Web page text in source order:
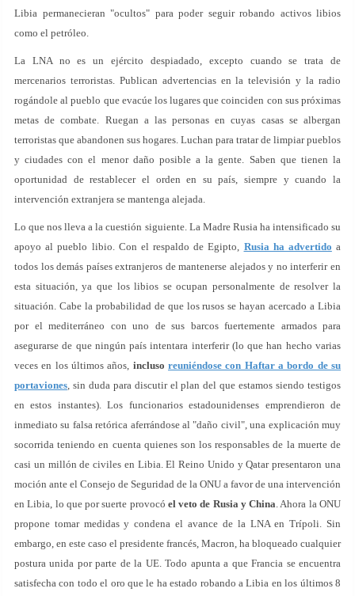
Libia permanecieran "ocultos" para poder seguir robando activos libios
como el petróleo.
La LNA no es un ejército despiadado, excepto cuando se trata de
mercenarios terroristas. Publican advertencias en la televisión y la radio
rogándole al pueblo que evacúe los lugares que coinciden con sus próximas
metas de combate. Ruegan a las personas en cuyas casas se albergan
terroristas que abandonen sus hogares. Luchan para tratar de limpiar pueblos
y ciudades con el menor daño posible a la gente. Saben que tienen la
oportunidad de restablecer el orden en su país, siempre y cuando la
intervención extranjera se mantenga alejada.
Lo que nos lleva a la cuestión siguiente. La Madre Rusia ha intensificado su
apoyo al pueblo libio. Con el respaldo de Egipto, Rusia ha advertido a
todos los demás países extranjeros de mantenerse alejados y no interferir en
esta situación, ya que los libios se ocupan personalmente de resolver la
situación. Cabe la probabilidad de que los rusos se hayan acercado a Libia
por el mediterráneo con uno de sus barcos fuertemente armados para
asegurarse de que ningún país intentara interferir (lo que han hecho varias
veces en los últimos años, inclusoreuniéndose con Haftar a bordo de su
portaviones, sin duda para discutir el plan del que estamos siendo testigos
en estos instantes). Los funcionarios estadounidenses emprendieron de
inmediato su falsa retórica aferrándose al "daño civil", una explicación muy
socorrida teniendo en cuenta quienes son los responsables de la muerte de
casi un millón de civiles en Libia. El Reino Unido y Qatar presentaron una
moción ante el Consejo de Seguridad de la ONU a favor de una intervención
en Libia, lo que por suerte provocó el veto de Rusia y China. Ahora la ONU
propone tomar medidas y condena el avance de la LNA en Trípoli. Sin
embargo, en este caso el presidente francés, Macron, ha bloqueado cualquier
postura unida por parte de la UE. Todo apunta a que Francia se encuentra
satisfecha con todo el oro que le ha estado robando a Libia en los últimos 8